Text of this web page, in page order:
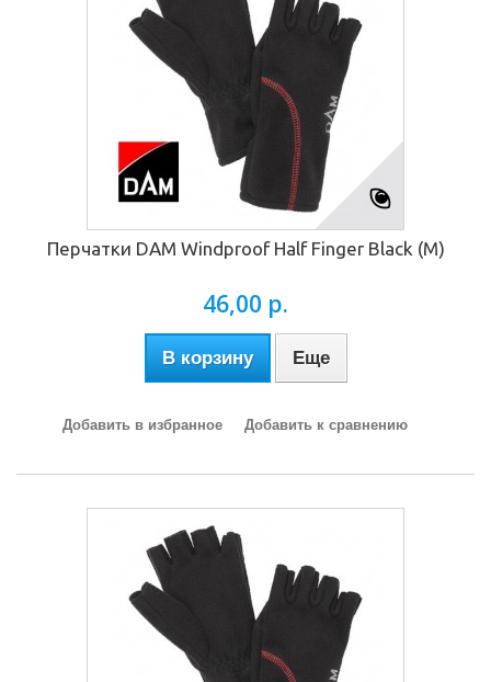
Перчатки DAM Windproof Half Finger Black (M)
46,00 р.
В корзину Еще
Добавить в избранное Добавить к сравнению